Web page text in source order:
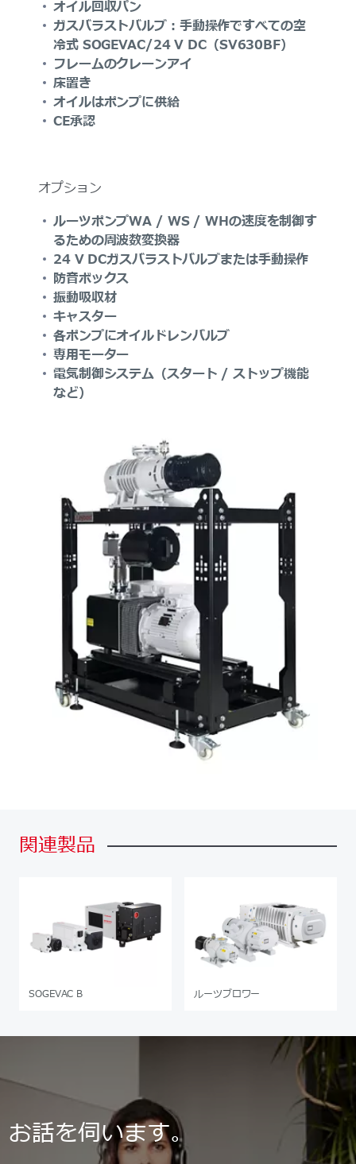
オイル回収パン
ガスバラストバルブ：手動操作ですべての空
冷式 SOGEVAC/24 V DC（SV630BF）
フレームのクレーンアイ
床置き
オイルはポンプに供給
CE承認
オプション
ルーツポンプWA / WS / WHの速度を制御す
るための周波数変換器
24 V DCガスバラストバルブまたは手動操作
防音ボックス
振動吸収材
キャスター
各ポンプにオイルドレンバルブ
専用モーター
電気制御システム（スタート / ストップ機能
など）
関連製品
SOGEVAC B ルーツブロワー
お話を伺います。